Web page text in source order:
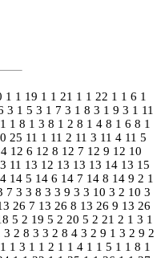
1 1 19 1 1 21 1 1 22 1 1 6 1
3 1 5 3 1 7 3 1 8 3 1 9 3 1 11
1 8 1 3 8 1 2 8 1 4 8 1 6 8 1
25 11 1 11 2 11 3 11 4 11 5
12 6 12 8 12 7 12 9 12 10
11 13 12 13 13 13 14 13 15
14 5 14 6 14 7 14 8 14 9 2 1
7 3 3 8 3 3 9 3 3 10 3 2 10 3
26 7 13 26 8 13 26 9 13 26
5 2 19 5 2 20 5 2 21 2 1 3 1
3 2 8 3 3 2 8 4 3 2 9 1 3 2 9 2
1 1 3 1 1 2 1 1 4 1 1 5 1 1 8 1